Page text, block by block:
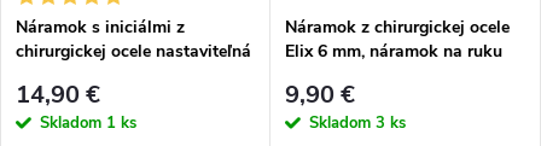
Náramok s iniciálmi z
chirurgickej ocele nastaviteľná
14,90 €
Skladom 1 ks
Náramok z chirurgickej ocele
Elix 6 mm, náramok na ruku
dámy, univerzál
9,90 €
Skladom 3 ks